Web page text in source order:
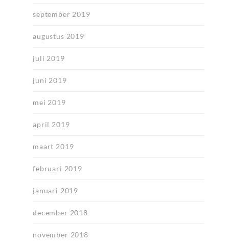
september 2019
augustus 2019
juli 2019
juni 2019
mei 2019
april 2019
maart 2019
februari 2019
januari 2019
december 2018
november 2018